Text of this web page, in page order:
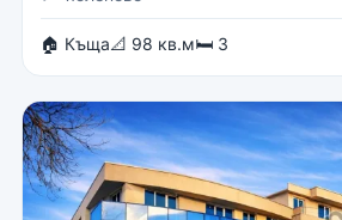
🏠 Къща📐 98 кв.м🛏 3